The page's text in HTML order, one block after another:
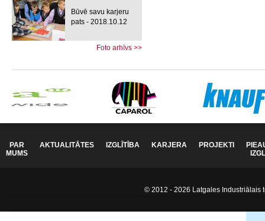
Būvē savu karjeru
pats - 2018.10.12
Foto arhīvs >>
PAR
MUMS
AKTUALITĀTES IZGLĪTĪBA KARJERA PROJEKTI
© 2012 - 2026 Latgales Industriālais